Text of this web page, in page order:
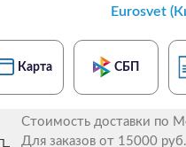
Eurosvet
Карта СБП
Стоимость доставки по
Для заказов от 15000